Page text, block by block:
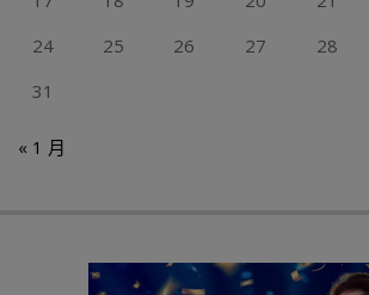
24
25 26 27 28
31
« 1 月